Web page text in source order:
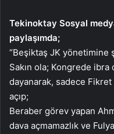
Tekinoktay Sosyal
paylaşımda;
“Beşiktaş JK yönetimine
Sakın ola; Kongrede
dayanarak, sadece
açıp;
Beraber görev yapan
dava açmamazlık ve